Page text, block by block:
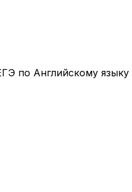
по Английскому языку